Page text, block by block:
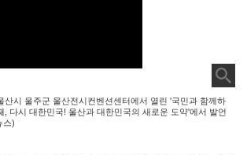
산시 울주군 울산전시컨벤션센터에서 열린 '국민과 함께하
, 다시 대한민국! 울산과 대한민국의 새로운 도약'에서 발언
스)